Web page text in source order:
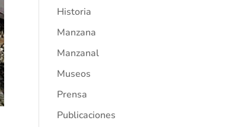
Historia
Manzana
Manzanal
Museos
Prensa
Publicaciones